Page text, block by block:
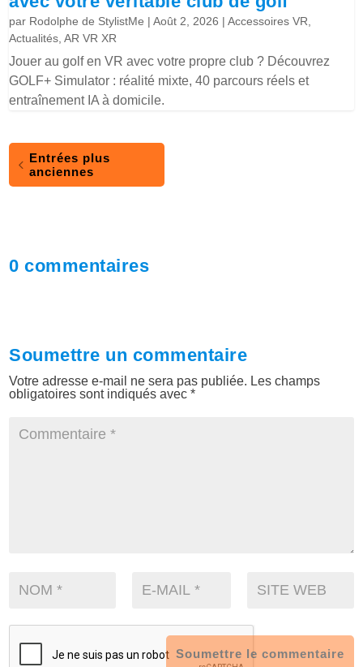
par Rodolphe de StylistMe |Août 2, 2026 |Accessoires VR,
Actualités,AR VR XR
Jouer au golf en VR avec votre propre club ? Découvrez
GOLF+ Simulator : réalité mixte, 40 parcours réels et
entraînement IA à domicile.
Entrées plus
anciennes
0 commentaires
Soumettre un commentaire
Votre adresse e-mail ne sera pas publiée. Les champs
obligatoires sont indiqués avec*
Soumettre le commentaire